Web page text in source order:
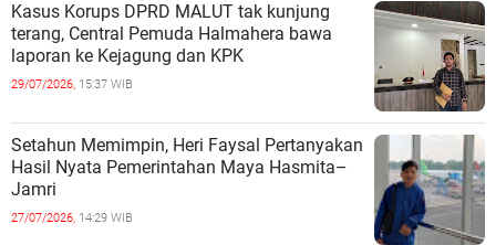
Kasus Korups DPRD MALUT tak kunjung
terang, Central Pemuda Halmahera bawa
laporan ke Kejagung dan KPK
29/07/2026, 15:37 WIB
Setahun Memimpin, Heri Faysal Pertanyakan
Hasil Nyata Pemerintahan Maya Hasmita–
Jamri
27/07/2026, 14:29 WIB